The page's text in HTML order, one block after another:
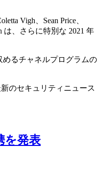
Vigh、Sean Price、
は、さらに特別な 2021 年
るチャネルプログラムの
のセキュリティニュース
を発表